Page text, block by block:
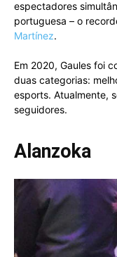
espectadores
portuguesa – o
Martínez.
Em 2020, Gaules foi
duas categorias:
esports. Atualmente,
seguidores.
Alanzoka